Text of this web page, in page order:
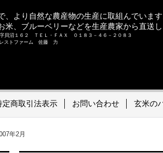
、より自然な農産物の生産に取組んでいます
米、ブルーベリーなどを生産農家から直送し
貝沼１６２ ＴＥＬ・ＦＡＸ ０１８３－４６－２０８３
ストファーム 佐藤 力
定商取引法表示 お問い合わせ 玄米の
年2月